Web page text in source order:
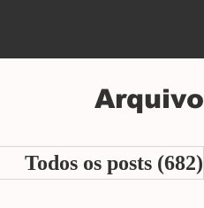
Arquivo
Todos os posts (682)